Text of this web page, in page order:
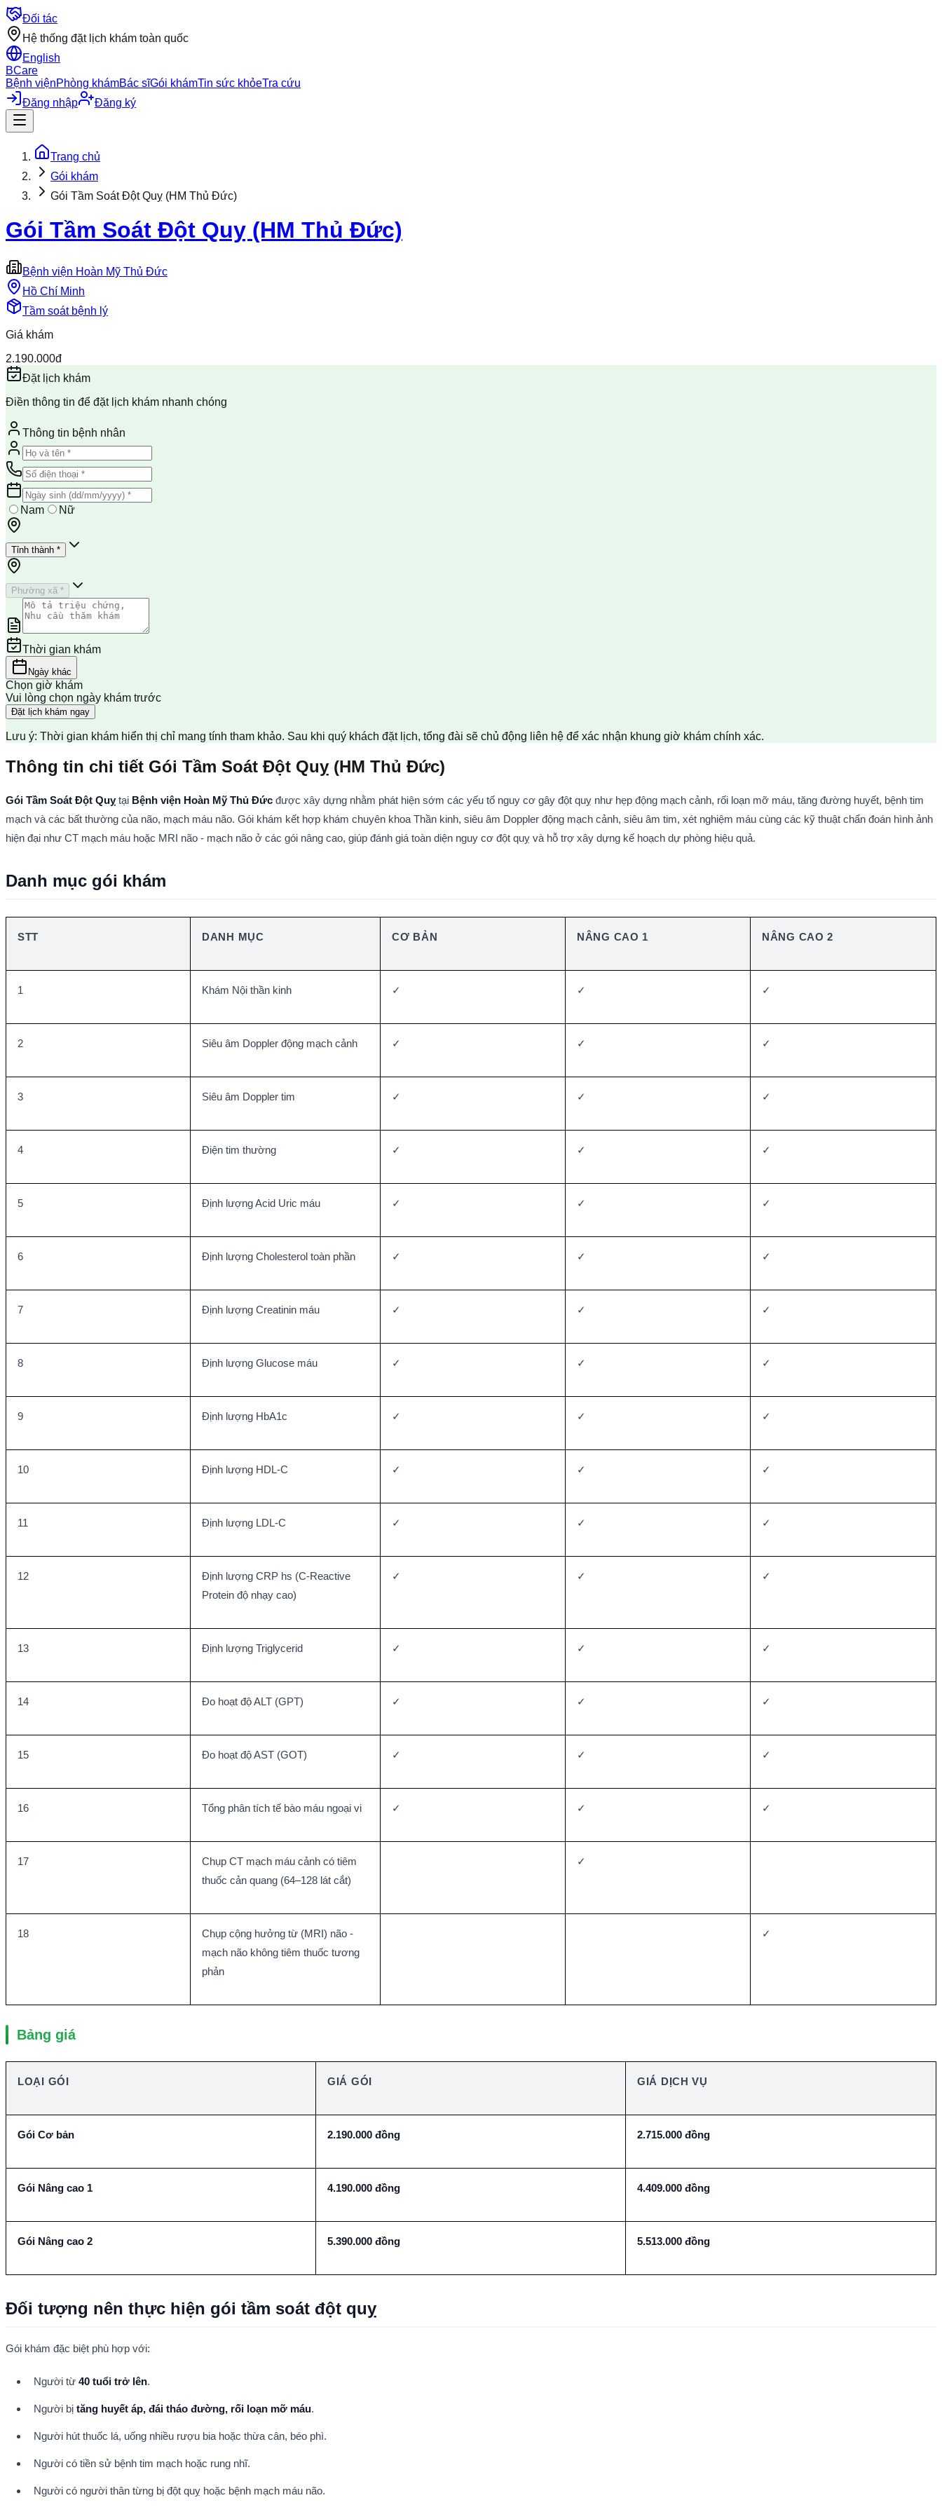
Đối tác
Hệ thống đặt lịch khám toàn quốc
English
BCare
Bệnh việnPhòng khámBác sĩGói khámTin sức khỏeTra cứu
Đăng nhập
Đăng ký
Trang chủ
Gói khám
Gói Tầm Soát Đột Quỵ (HM Thủ Đức)
Gói Tầm Soát Đột Quỵ (HM Thủ Đức)
Bệnh viện Hoàn Mỹ Thủ Đức
Hồ Chí Minh
Tầm soát bệnh lý
Giá khám
2.190.000đ
Đặt lịch khám
Điền thông tin để đặt lịch khám nhanh chóng
Thông tin bệnh nhân
Nam Nữ
Tỉnh thành *
Phường xã *
Thời gian khám
Ngày khác
Chọn giờ khám
Vui lòng chọn ngày khám trước
Đặt lịch khám ngay
Lưu ý: Thời gian khám hiển thị chỉ mang tính tham khảo. Sau khi quý khách đặt lịch, tổng đài sẽ chủ động liên hệ để xác nhận khung giờ khám chính xác.
Thông tin chi tiết Gói Tầm Soát Đột Quỵ (HM Thủ Đức)
Gói Tầm Soát Đột Quỵ tại Bệnh viện Hoàn Mỹ Thủ Đức được xây dựng nhằm phát hiện sớm các yếu tố nguy cơ gây đột quỵ như hẹp động mạch cảnh, rối loạn mỡ máu, tăng đường huyết, bệnh tim
mạch và các bất thường của não, mạch máu não. Gói khám kết hợp khám chuyên khoa Thần kinh, siêu âm Doppler động mạch cảnh, siêu âm tim, xét nghiệm máu cùng các kỹ thuật chẩn đoán hình ảnh
hiện đại như CT mạch máu hoặc MRI não - mạch não ở các gói nâng cao, giúp đánh giá toàn diện nguy cơ đột quỵ và hỗ trợ xây dựng kế hoạch dự phòng hiệu quả.
Danh mục gói khám
STT DANH MỤC CƠ BẢN NÂNG CAO 1 NÂNG CAO 2
1 Khám Nội thần kinh ✓ ✓ ✓
2 Siêu âm Doppler động mạch cảnh ✓ ✓ ✓
3 Siêu âm Doppler tim ✓ ✓ ✓
4 Điện tim thường ✓ ✓ ✓
5 Định lượng Acid Uric máu ✓ ✓ ✓
6 Định lượng Cholesterol toàn phần ✓ ✓ ✓
7 Định lượng Creatinin máu ✓ ✓ ✓
8 Định lượng Glucose máu ✓ ✓ ✓
9 Định lượng HbA1c ✓ ✓ ✓
10 Định lượng HDL-C ✓ ✓ ✓
11 Định lượng LDL-C ✓ ✓ ✓
12
Định lượng CRP hs (C-Reactive
Protein độ nhạy cao)
✓ ✓ ✓
13 Định lượng Triglycerid ✓ ✓ ✓
14 Đo hoạt độ ALT (GPT) ✓ ✓ ✓
15 Đo hoạt độ AST (GOT) ✓ ✓ ✓
16 Tổng phân tích tế bào máu ngoại vi ✓ ✓ ✓
17
Chụp CT mạch máu cảnh có tiêm
thuốc cản quang (64–128 lát cắt)
✓
18
Chụp cộng hưởng từ (MRI) não -
mạch não không tiêm thuốc tương
phản
✓
Bảng giá
LOẠI GÓI GIÁ GÓI GIÁ DỊCH VỤ
Gói Cơ bản 2.190.000 đồng 2.715.000 đồng
Gói Nâng cao 1 4.190.000 đồng 4.409.000 đồng
Gói Nâng cao 2 5.390.000 đồng 5.513.000 đồng
Đối tượng nên thực hiện gói tầm soát đột quỵ
Gói khám đặc biệt phù hợp với:
Người từ 40 tuổi trở lên.
Người bị tăng huyết áp, đái tháo đường, rối loạn mỡ máu.
Người hút thuốc lá, uống nhiều rượu bia hoặc thừa cân, béo phì.
Người có tiền sử bệnh tim mạch hoặc rung nhĩ.
Người có người thân từng bị đột quỵ hoặc bệnh mạch máu não.